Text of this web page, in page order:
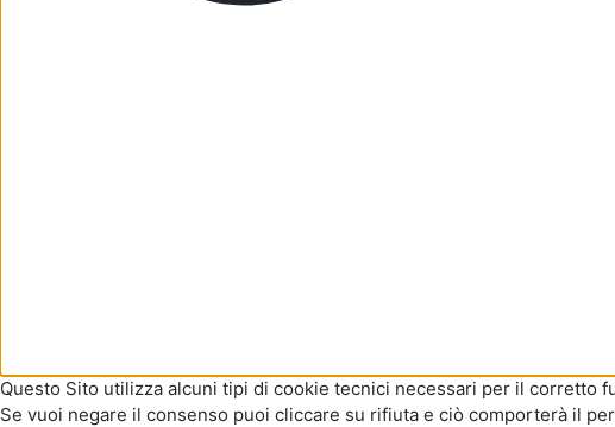
Questo Sito utilizza alcuni tipi di cookie tecnici necessari per il corretto
Se vuoi negare il consenso puoi cliccare su rifiuta e ciò comporterà il